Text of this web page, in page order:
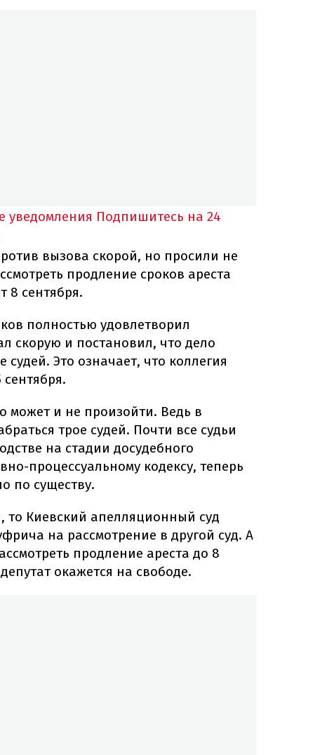
уведомления Подпишитесь на 24
вызова скорой, но просили не
продление сроков ареста
8 сентября.
полностью удовлетворил
скорую и постановил, что дело
Это означает, что коллегия
может и не произойти. Ведь в
трое судей. Почти все судьи
на стадии досудебного
процессуальному кодексу, теперь
по существу.
то Киевский апелляционный суд
на рассмотрение в другой суд. А
продление ареста до 8
окажется на свободе.